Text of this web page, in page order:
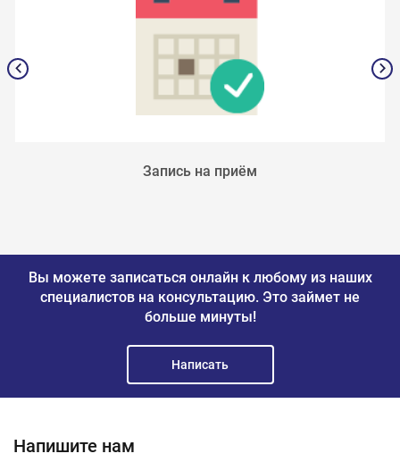
Запись на приём
Вы можете записаться онлайн к любому из наших
специалистов на консультацию. Это займет не
больше минуты!
Написать
Напишите нам